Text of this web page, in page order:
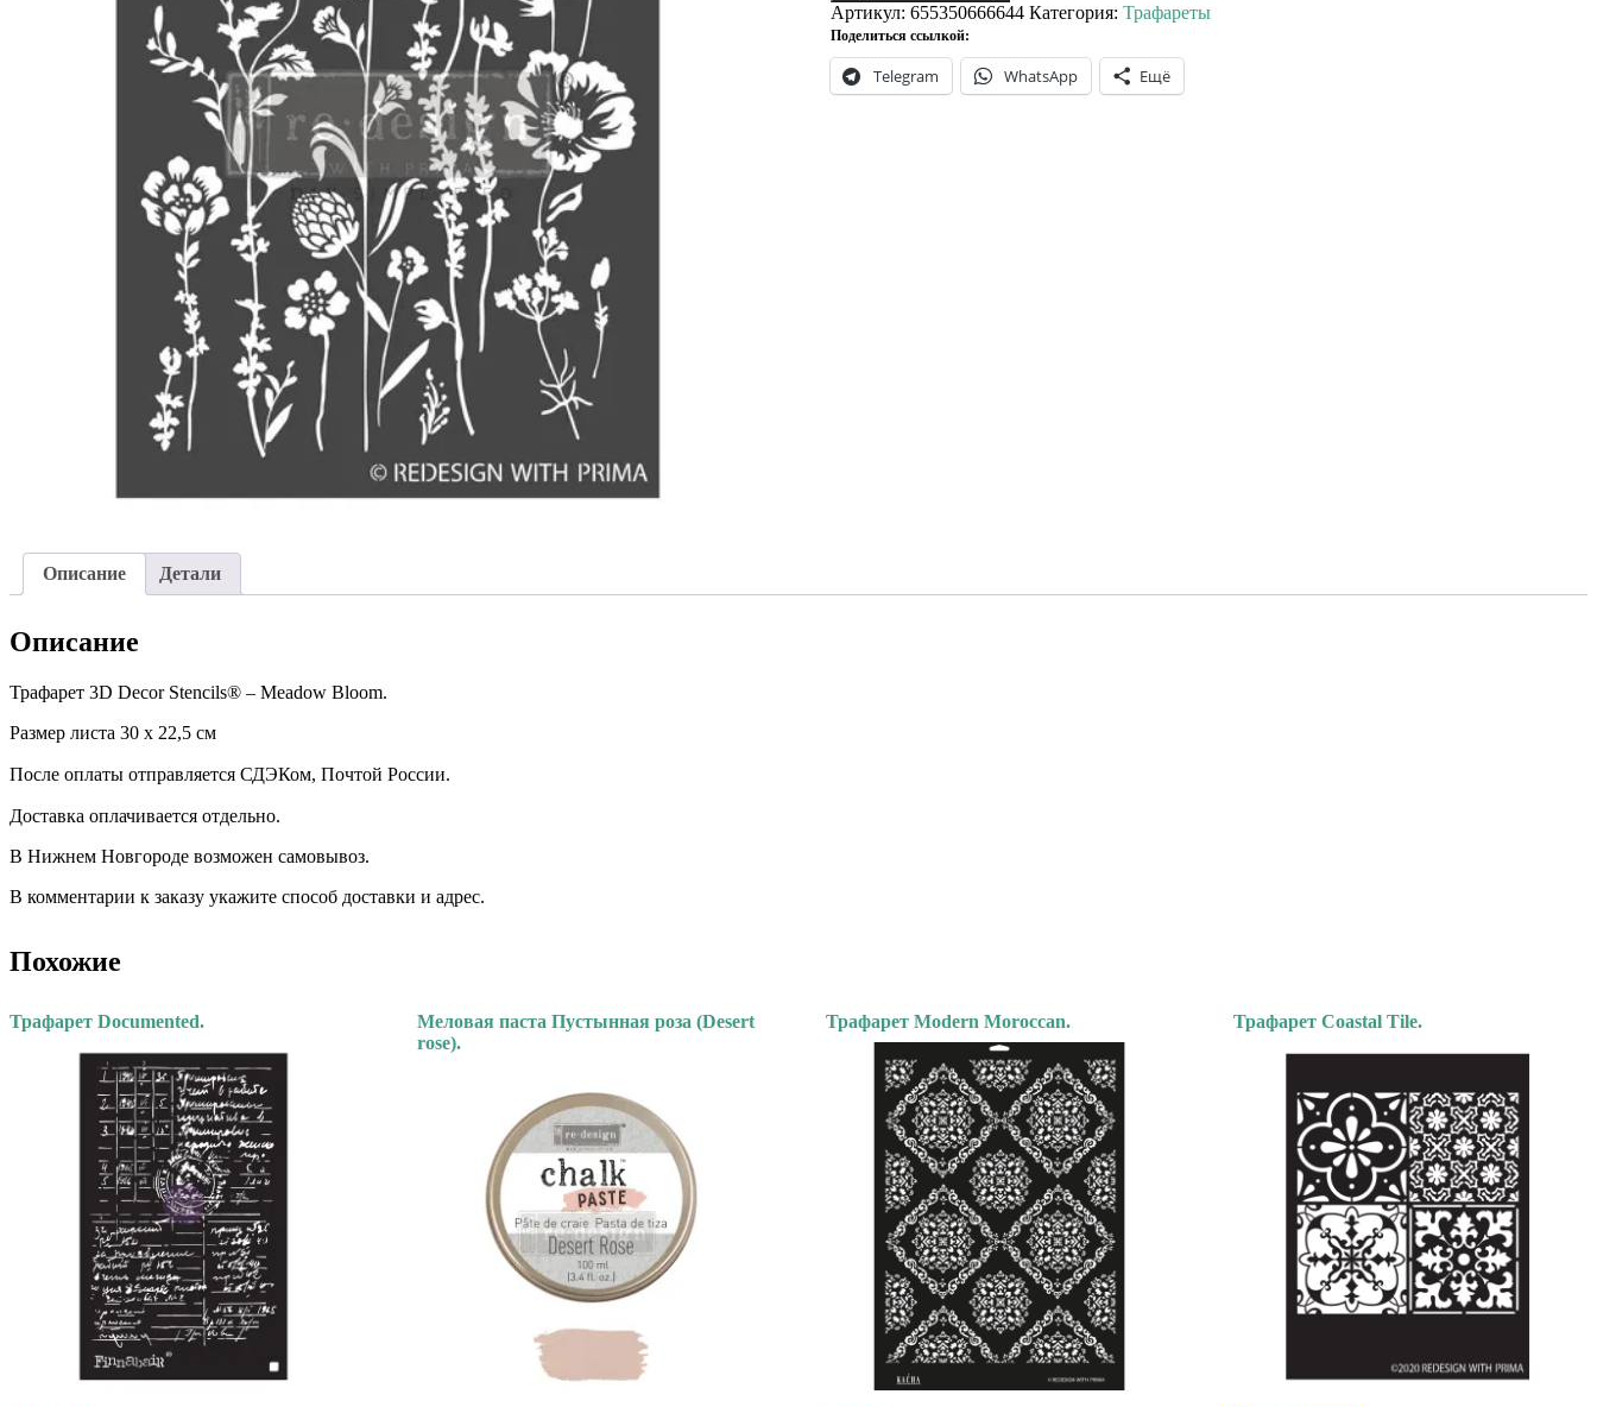
Артикул: 655350666644 Категория: Трафареты
Поделиться ссылкой:
Telegram WhatsApp Ещё
Описание Детали
Описание
Трафарет 3D Decor Stencils® – Meadow Bloom.
Размер листа 30 х 22,5 см
После оплаты отправляется СДЭКом, Почтой России. ⠀
Доставка оплачивается отдельно. ⠀
В Нижнем Новгороде возможен самовывоз.
В комментарии к заказу укажите способ доставки и адрес.
Похожие
Трафарет Documented.
Меловая паста Пустынная роза (Desert
rose).
Трафарет Modern Moroccan. Трафарет Coastal Tile.